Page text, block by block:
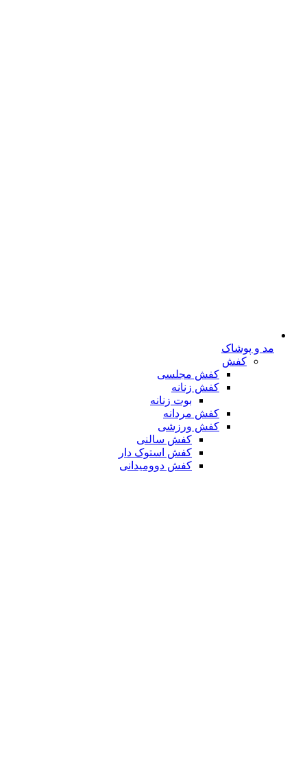
مد و پوشاک
کفش
کفش مجلسی
کفش زنانه
بوت زنانه
کفش مردانه
کفش ورزشی
کفش سالنی
کفش استوک دار
کفش دوومیدانی